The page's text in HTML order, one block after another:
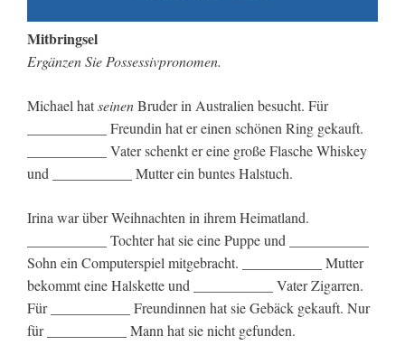
Mitbringsel
Ergänzen Sie Possessivpronomen.
Michael hatseinenBruder in Australien besucht. Für
___________ Freundin hat er einen schönen Ring gekauft.
___________ Vater schenkt er eine große Flasche Whiskey
und ___________ Mutter ein buntes Halstuch.
Irina war über Weihnachten in ihrem Heimatland.
___________ Tochter hat sie eine Puppe und ___________
Sohn ein Computerspiel mitgebracht. ___________ Mutter
bekommt eine Halskette und ___________ Vater Zigarren.
Für ___________ Freundinnen hat sie Gebäck gekauft. Nur
für ___________ Mann hat sie nicht gefunden.